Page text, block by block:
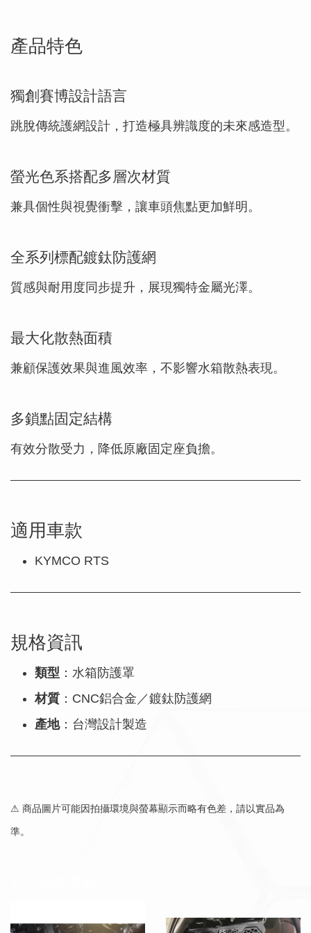
產品特色
獨創賽博設計語言
跳脫傳統護網設計，打造極具辨識度的未來感造型。
螢光色系搭配多層次材質
兼具個性與視覺衝擊，讓車頭焦點更加鮮明。
全系列標配鍍鈦防護網
質感與耐用度同步提升，展現獨特金屬光澤。
最大化散熱面積
兼顧保護效果與進風效率，不影響水箱散熱表現。
多鎖點固定結構
有效分散受力，降低原廠固定座負擔。
適用車款
KYMCO RTS
規格資訊
類型 ：水箱防護罩
材質 ：CNC鋁合金／鍍鈦防護網
產地：台灣設計製造
⚠ 商品圖片可能因拍攝環境與螢幕顯示而略有色差，請以實品為
準。